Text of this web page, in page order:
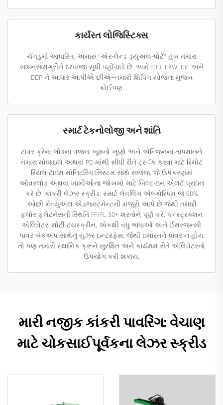
કાર્યરત લોજિસ્ટિક્સ
ચેંગડુમાં આધારિત, અમારું "એર-લેન્ડ ડ્યુઅલ-પોર્ટ" હબ તમારા
સાધનસામગ્રીને દરવાજા સુધી પહોંચાડે છે. અમે FOB, EXW, CIF અને
DDP ને આધાર આપીએ છીએ—તમારી શિપિંગ યોજના મુજબ
કોઈપણ.
સ્માર્ટ ટેકનોલોજી અને શાંતિ
ટાવર ક્રેન: લોડના વજન, બૂમનો ખૂણો અને એન્જિનના તાપમાનને
તમારા મોબાઇલ અથવા PC માંથી સીધી રીતે ટ્ર‍ॅક કરવા માટે રિમોટ
રિયલ-ટાઇમ મોનિટરિંગ સિસ્ટમ સાથે સજ્જ, જે ઉપકરણમાં
ઓવરલોડ અથવા ખામીઓના જોખમો માટે બિલ્ટ-ઇન એલર્ટ પ્રદાન
કરે છે. કાંકરી લેઝર સ્ક્રીડ: સ્માર્ટ લેવલિંગ એલ્ગોરિધમ જે 60%
ઓછી મેન્યુઅલ એડજસ્ટમેન્ટની મંજૂરી આપે છે જેથી તમારી
ફ્લોર ફ્લેટનેસની સ્થિતિ FF/FL 30+ શરતોને પૂર્ણ કરે. કન્સ્ટ્રક્શન
એલિવેટર: મોટી ટચસ્ક્રીન, એકથી વધુ ભાષાઓ અને ઈમરજન્સી
પાવર બેકઅપ સાથેનું યુઝર ઇન્ટરફેસ, જેથી ઇમારતને પાવર ન હોય
તો પણ તમારી સ્થાનિક ક્રૂને સુરક્ષિત અને કાર્યક્ષમ રીતે એલિવેટરનો
ઉપયોગ કરી શકાય.
મારી નજીક કાંકરી પાવરિંગ: વેચાણ
માટે ચોકસાઈપૂર્વકના લેઝર સ્ક્રીડ